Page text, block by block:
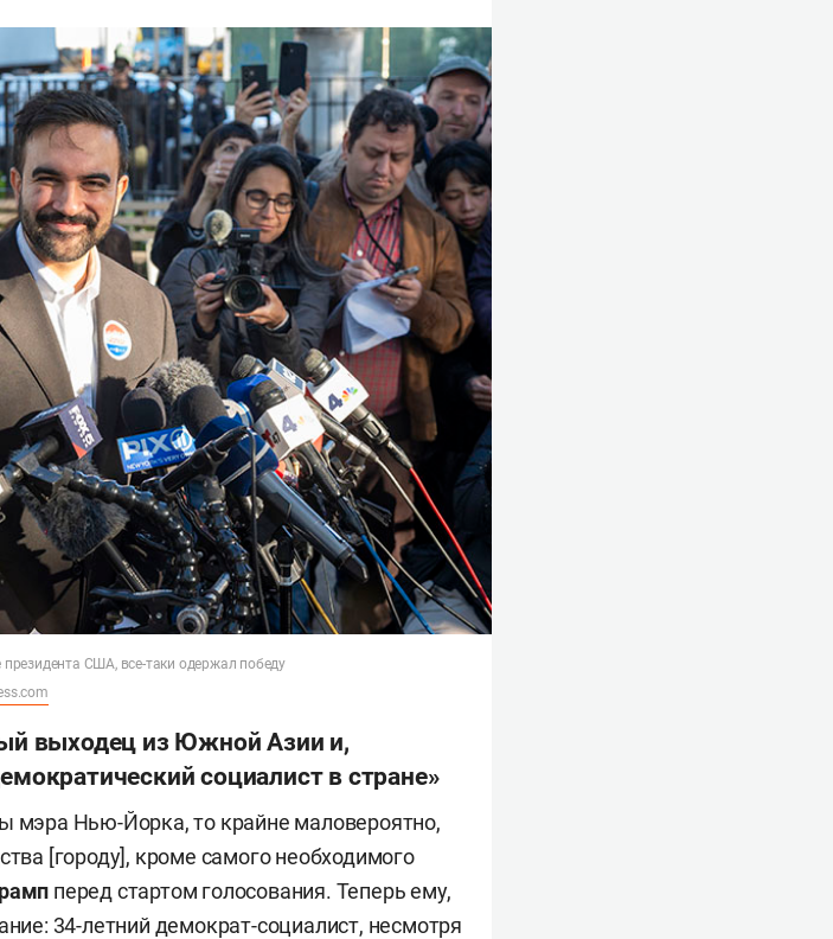
США, все-таки одержал победу
выходец из Южной Азии и,
социалист в стране»
мэра Нью-Йорка, то крайне маловероятно,
[городу], кроме самого необходимого
перед стартом голосования. Теперь ему,
34-летний демократ-социалист, несмотря